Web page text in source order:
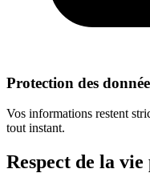
Protection des
Vos informations restent
tout instant.
Respect de la vie